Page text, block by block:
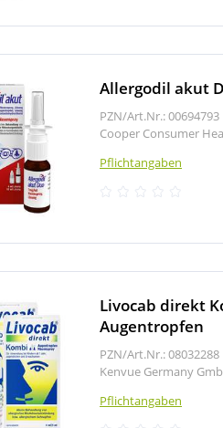
Allergodil akut
PZN/Art.Nr.: 00694793
Cooper Consumer
Pflichtangaben
Livocab direkt
Augentropfen
PZN/Art.Nr.: 08032288
Kenvue Germany
Pflichtangaben